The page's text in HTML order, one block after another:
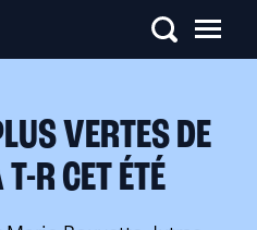
VERTES DE
R CET ÉTÉ